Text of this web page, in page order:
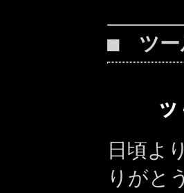
■ ツー
日頃よ
りがと